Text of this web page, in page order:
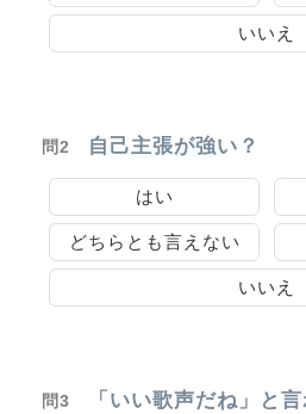
いいえ
問2 自己主張が強い？
はい
どちらとも言えない
いいえ
問3
「いい歌声だね」と